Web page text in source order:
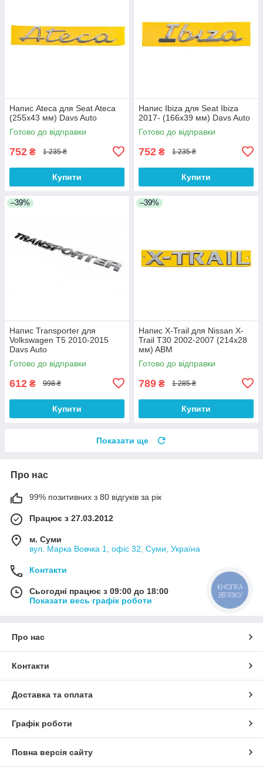
Напис Ateca для Seat Ateca
(255х43 мм) Davs Auto
Готово до відправки
752 ₴ 1 235 ₴
Купити
Напис Ibiza для Seat Ibiza
2017- (166х39 мм) Davs Auto
Готово до відправки
752 ₴ 1 235 ₴
Купити
–39%
Напис Transporter для
Volkswagen T5 2010-2015
Davs Auto
Готово до відправки
612 ₴ 998 ₴
Купити
–39%
Напис X-Trail для Nissan X-
Trail T30 2002-2007 (214х28
мм) ABM
Готово до відправки
789 ₴ 1 285 ₴
Купити
Показати ще
Про нас
99% позитивних з 80 відгуків за рік
Працює з 27.03.2012
м. Суми
вул. Марка Вовчка 1, офіс 32, Суми, Україна
Контакти
Сьогодні працює з 09:00 до 18:00
Показати весь графік роботи
Про нас
Контакти
Доставка та оплата
Графік роботи
Повна версія сайту
КНОПКА
ЗВ'ЯЗКУ